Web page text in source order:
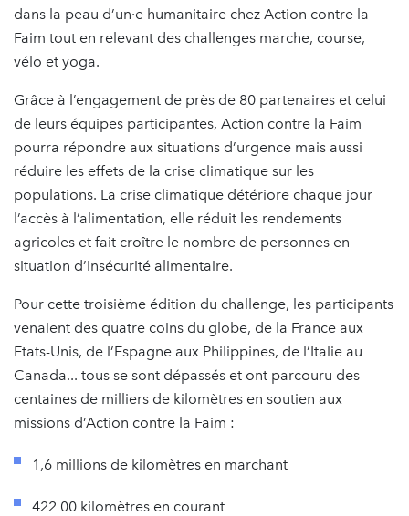
dans la peau d’un·e humanitaire chez Action contre la
Faim tout en relevant des challenges marche, course,
vélo et yoga.
Grâce à l’engagement de près de 80 partenaires et celui
de leurs équipes participantes, Action contre la Faim
pourra répondre aux situations d’urgence mais aussi
réduire les effets de la crise climatique sur les
populations. La crise climatique détériore chaque jour
l’accès à l’alimentation, elle réduit les rendements
agricoles et fait croître le nombre de personnes en
situation d’insécurité alimentaire.
Pour cette troisième édition du challenge, les participants
venaient des quatre coins du globe, de la France aux
Etats-Unis, de l’Espagne aux Philippines, de l’Italie au
Canada... tous se sont dépassés et ont parcouru des
centaines de milliers de kilomètres en soutien aux
missions d’Action contre la Faim :
1,6 millions de kilomètres en marchant
422 00 kilomètres en courant